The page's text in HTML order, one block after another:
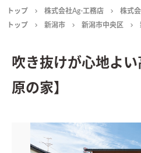
トップ 株式会社Ag-工務店 株式
トップ
新潟市 新潟市中央区
吹き抜けが心地よい
原の家】